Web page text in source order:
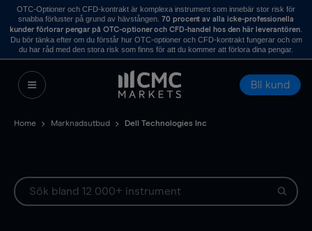
OTC-Optioner och CFD-kontrakt är komplexa instrument som innebär stor risk för
snabba förluster på grund av hävstången. 70 procent av alla icke-professionella
kunder förlorar pengar på OTC-optioner och CFD-handel hos den här leverantören.
Du bör tänka efter om du förstår hur OTC-optioner och CFD-kontrakt fungerar och om
du har råd med den stora risk som finns för att du kommer att förlora dina pengar.
Bli kund
Home Marknadsutbud Dell Technologies Inc